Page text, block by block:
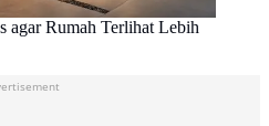
agar Rumah Terlihat Lebih